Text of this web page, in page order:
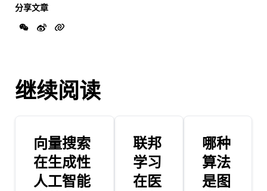
分享文章
继续阅读
向量搜索
在生成性
人工智能
联邦
学习
在医
哪种
算法
是图